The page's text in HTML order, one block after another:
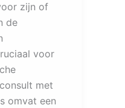
zijn of
de
voor
met
omvat een